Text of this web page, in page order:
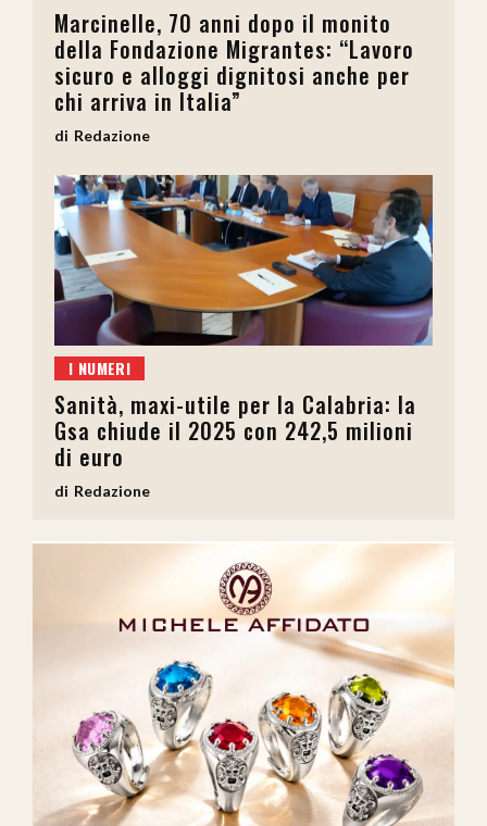
Marcinelle, 70 anni dopo il monito
della Fondazione Migrantes: “Lavoro
sicuro e alloggi dignitosi anche per
chi arriva in Italia”
Redazione
I NUMERI
Sanità, maxi-utile per la Calabria: la
Gsa chiude il 2025 con 242,5 milioni
di euro
Redazione